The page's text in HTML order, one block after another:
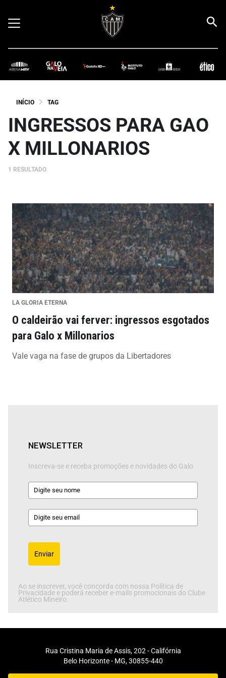
INÍCIO TAG
INGRESSOS PARA GAO
X MILLONARIOS
1 RESULTADO
LA GLORIA ETERNA
O caldeirão vai ferver: ingressos esgotados
para Galo x Millonarios
Vale vaga na fase de grupos da Libertadores
NEWSLETTER
Inscreva-se e receba promoções e novidades do Galo
Enviar
Ao se inscrever, você concorda com nossa Política de
Privacidade e poderá receber e-mails promocionais do Clube
Atlético Mineiro.
Rua Cristina Maria de Assis, 202 - Califórnia
Belo Horizonte - MG, 30855-440